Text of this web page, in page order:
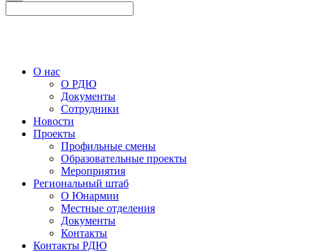
О нас
О РДЮ
Документы
Сотрудники
Новости
Проекты
Профильные смены
Образовательные проекты
Мероприятия
Региональный штаб
О Юнармии
Местные отделения
Документы
Контакты
Контакты РДЮ